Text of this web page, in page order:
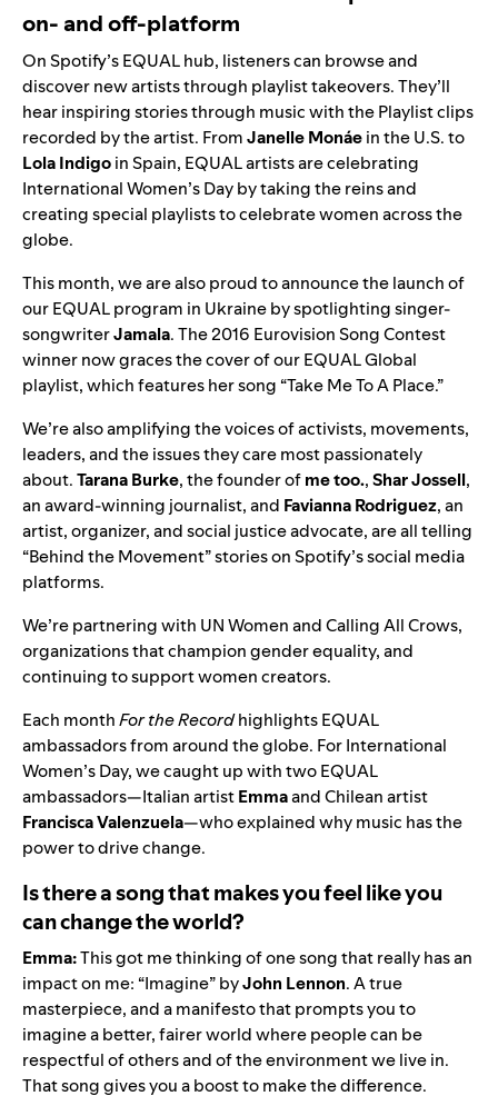
on- and off-platform
On Spotify’sEQUAL hub, listeners can browse and
discover new artists through playlist takeovers. They’ll
hear inspiring stories through music with the Playlist clips
recorded by the artist. FromJanelle Monáein theU.S.to
Lola IndigoinSpain, EQUAL artists are celebrating
International Women’s Day by taking the reins and
creating special playlists to celebrate women across the
globe.
This month, we are also proud to announce the launch of
our EQUAL program in Ukraine by spotlighting singer-
songwriterJamala. The 2016 Eurovision Song Contest
winner now graces the cover of ourEQUAL Global
playlist, which features her song “Take Me To A Place.”
We’re also amplifying the voices of activists, movements,
leaders, and the issues they care most passionately
about.Tarana Burke, the founder ofme too.,Shar Jossell,
an award-winning journalist, and Favianna Rodriguez, an
artist, organizer, and social justice advocate, are all telling
“Behind the Movement” stories on Spotify’s social media
platforms.
We’re partnering with UN WomenandCalling All Crows,
organizations that champion gender equality, and
continuing to support women creators.
Each monthFor the Recordhighlights EQUAL
ambassadors from around the globe. For International
Women’s Day, we caught up with two EQUAL
ambassadors—Italian artistEmmaand Chilean artist
Francisca Valenzuela—who explained why music has the
power to drive change.
Is there a song that makes you feel like you
can change the world?
Emma:This got me thinking of one song that really has an
impact on me: “Imagine” byJohn Lennon. A true
masterpiece, and a manifesto that prompts you to
imagine a better, fairer world where people can be
respectful of others and of the environment we live in.
That song gives you a boost to make the difference.